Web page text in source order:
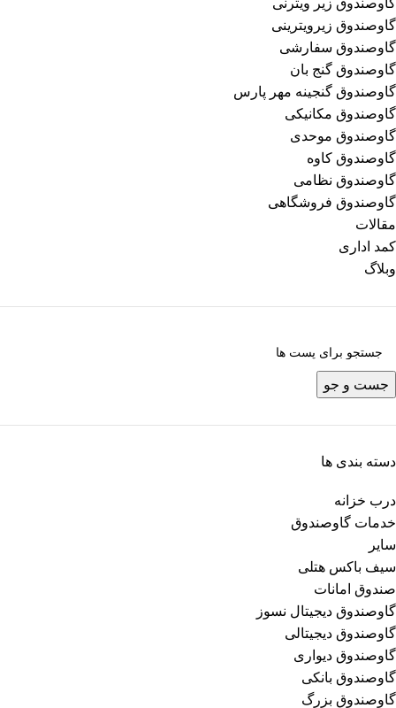
گاوصندوق زیر ویترنی
گاوصندوق زیرویترینی
گاوصندوق سفارشی
گاوصندوق گنج بان
گاوصندوق گنجینه مهر پارس
گاوصندوق مکانیکی
گاوصندوق موحدی
گاوصندوق کاوه
گاوصندوق نظامی
گاوصندوق فروشگاهی
مقالات
کمد اداری
وبلاگ
جست و جو
دسته بندی ها
درب خزانه
خدمات گاوصندوق
سایر
سیف باکس هتلی
صندوق امانات
گاوصندوق دیجیتال نسوز
گاوصندوق دیجیتالی
گاوصندوق دیواری
گاوصندوق بانکی
گاوصندوق بزرگ